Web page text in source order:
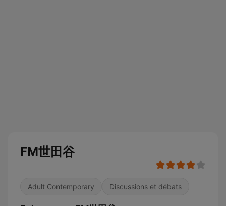
FM世田谷
Adult Contemporary Discussions et débats